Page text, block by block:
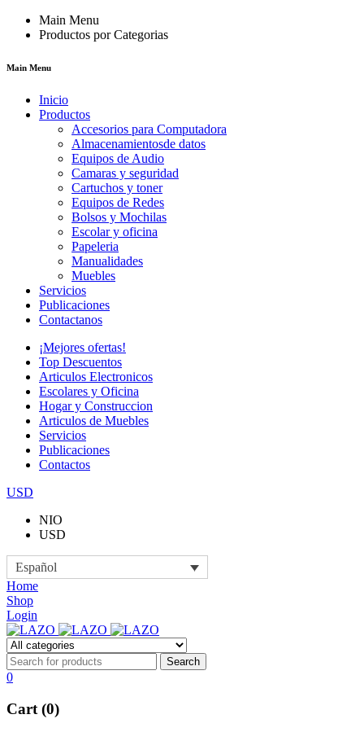
Main Menu
Productos por Categorias
Main Menu
Inicio
Productos
Accesorios para Computadora
Almacenamientosde datos
Equipos de Audio
Camaras y seguridad
Cartuchos y toner
Equipos de Redes
Bolsos y Mochilas
Escolar y oficina
Papeleria
Manualidades
Muebles
Servicios
Publicaciones
Contactanos
¡Mejores ofertas!
Top Descuentos
Articulos Electronicos
Escolares y Oficina
Hogar y Construccion
Articulos de Muebles
Servicios
Publicaciones
Contactos
USD
NIO
USD
Español
Home
Shop
Login
0
Cart (0)